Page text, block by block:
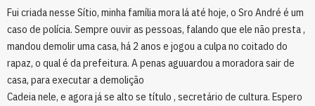
Fui criada nesse Sítio, minha família mora lá até hoje, o Sro André é um
caso de polícia. Sempre ouvir as pessoas, falando que ele não presta ,
mandou demolir uma casa, há 2 anos e jogou a culpa no coitado do
rapaz, o qual é da prefeitura. A penas aguuardou a moradora sair de
casa, para executar a demolição
Cadeia nele, e agora já se alto se título , secretário de cultura. Espero